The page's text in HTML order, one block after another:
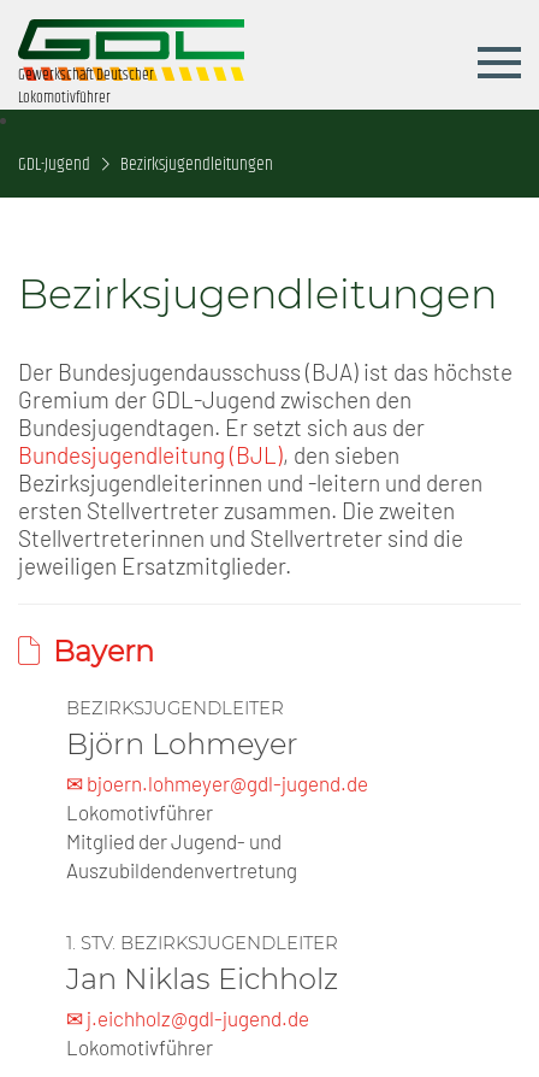
Gewerkschaft Deutscher
Lokomotivführer
GDL-Jugend Bezirksjugendleitungen
Bezirksjugendleitungen
Der Bundesjugendausschuss (BJA) ist das höchste
Gremium der GDL-Jugend zwischen den
Bundesjugendtagen. Er setzt sich aus der
Bundesjugendleitung (BJL), den sieben
Bezirksjugendleiterinnen und -leitern und deren
ersten Stellvertreter zusammen. Die zweiten
Stellvertreterinnen und Stellvertreter sind die
jeweiligen Ersatzmitglieder.
Bayern
BEZIRKSJUGENDLEITER
Björn Lohmeyer
✉ bjoern.lohmeyer@gdl-jugend.de
Lokomotivführer
Mitglied der Jugend- und
Auszubildendenvertretung
1. STV. BEZIRKSJUGENDLEITER
Jan Niklas Eichholz
✉ j.eichholz@gdl-jugend.de
Lokomotivführer